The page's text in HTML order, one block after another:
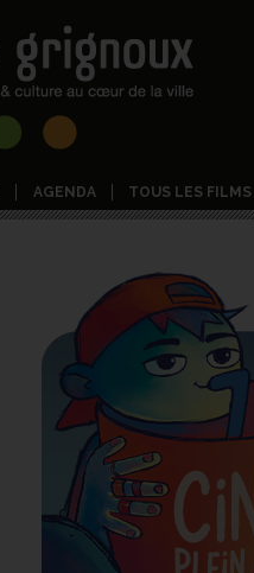
AGENDA TOUS LES FILMS